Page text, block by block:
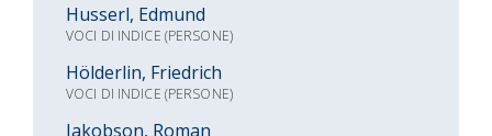
Husserl, Edmund
VOCI DI INDICE (PERSONE)
Hölderlin, Friedrich
VOCI DI INDICE (PERSONE)
Jakobson, Roman